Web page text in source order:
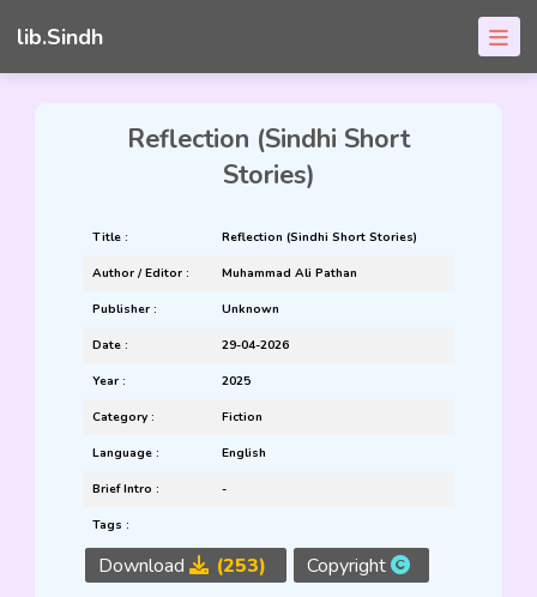
lib.Sindh
Reflection (Sindhi Short
Stories)
Title : Reflection (Sindhi Short Stories)
Author / Editor : Muhammad Ali Pathan
Publisher : Unknown
Date : 29-04-2026
Year : 2025
Category : Fiction
Language : English
Brief Intro : -
Tags :
Download (253) Copyright